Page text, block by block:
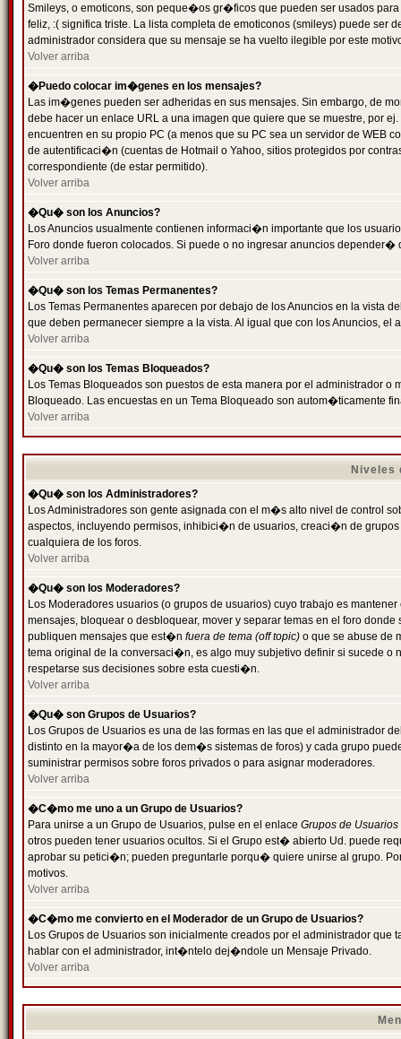
Smileys, o emoticons, son peque�os gr�ficos que pueden ser usados
feliz, :( significa triste. La lista completa de emoticonos (smileys) puede
administrador considera que su mensaje se ha vuelto ilegible por este
Volver arriba
�Puedo colocar im�genes en los mensajes?
Las im�genes pueden ser adheridas en sus mensajes. Sin embargo, de
debe hacer un enlace URL a una imagen que quiere que se muestre, por
encuentren en su propio PC (a menos que su PC sea un servidor de
de autentificaci�n (cuentas de Hotmail o Yahoo, sitios protegidos por
correspondiente (de estar permitido).
Volver arriba
�Qu� son los Anuncios?
Los Anuncios usualmente contienen informaci�n importante que los
Foro donde fueron colocados. Si puede o no ingresar anuncios
Volver arriba
�Qu� son los Temas Permanentes?
Los Temas Permanentes aparecen por debajo de los Anuncios en la
que deben permanecer siempre a la vista. Al igual que con los Anuncios,
Volver arriba
�Qu� son los Temas Bloqueados?
Los Temas Bloqueados son puestos de esta manera por el administrador
Bloqueado. Las encuestas en un Tema Bloqueado son autom�ticamente
Volver arriba
Niveles
�Qu� son los Administradores?
Los Administradores son gente asignada con el m�s alto nivel de control
aspectos, incluyendo permisos, inhibici�n de usuarios, creaci�n de
cualquiera de los foros.
Volver arriba
�Qu� son los Moderadores?
Los Moderadores usuarios (o grupos de usuarios) cuyo trabajo es
mensajes, bloquear o desbloquear, mover y separar temas en el foro
publiquen mensajes que est�n fuera de tema (off topic) o que se abuse de
tema original de la conversaci�n, es algo muy subjetivo definir si sucede
respetarse sus decisiones sobre esta cuesti�n.
Volver arriba
�Qu� son Grupos de Usuarios?
Los Grupos de Usuarios es una de las formas en las que el administrador
distinto en la mayor�a de los dem�s sistemas de foros) y cada grupo
suministrar permisos sobre foros privados o para asignar moderadores.
Volver arriba
�C�mo me uno a un Grupo de Usuarios?
Para unirse a un Grupo de Usuarios, pulse en el enlace Grupos de Usuarios
otros pueden tener usuarios ocultos. Si el Grupo est� abierto Ud. puede
aprobar su petici�n; pueden preguntarle porqu� quiere unirse al grupo.
motivos.
Volver arriba
�C�mo me convierto en el Moderador de un Grupo de Usuarios?
Los Grupos de Usuarios son inicialmente creados por el administrador
hablar con el administrador, int�ntelo dej�ndole un Mensaje Privado.
Volver arriba